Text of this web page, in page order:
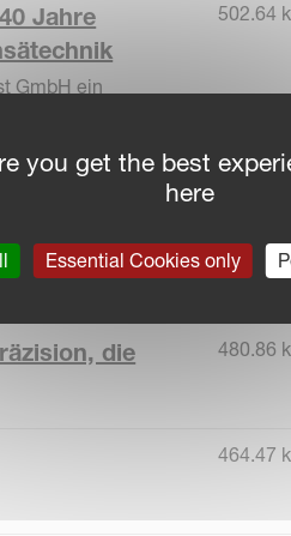
Jahre
GmbH ein
40 Jahre,
der
502.64
590.95
die
480.86
464.47
you get the best
here
Essential Cookies only